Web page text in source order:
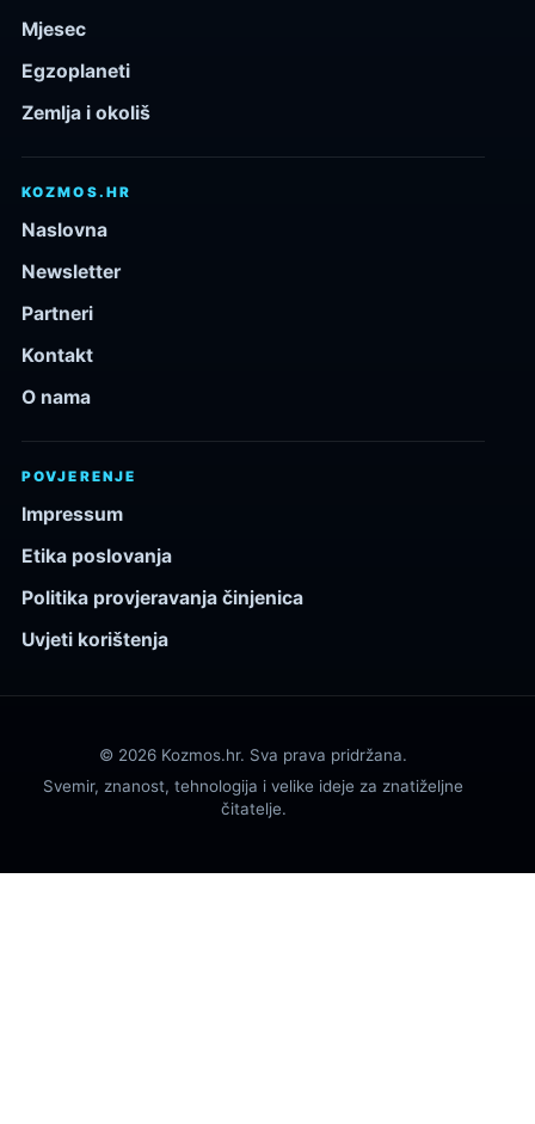
Mjesec
Egzoplaneti
Zemlja i okoliš
KOZMOS.HR
Naslovna
Newsletter
Partneri
Kontakt
O nama
POVJERENJE
Impressum
Etika poslovanja
Politika provjeravanja činjenica
Uvjeti korištenja
© 2026 Kozmos.hr. Sva prava pridržana.
Svemir, znanost, tehnologija i velike ideje za znatiželjne
čitatelje.